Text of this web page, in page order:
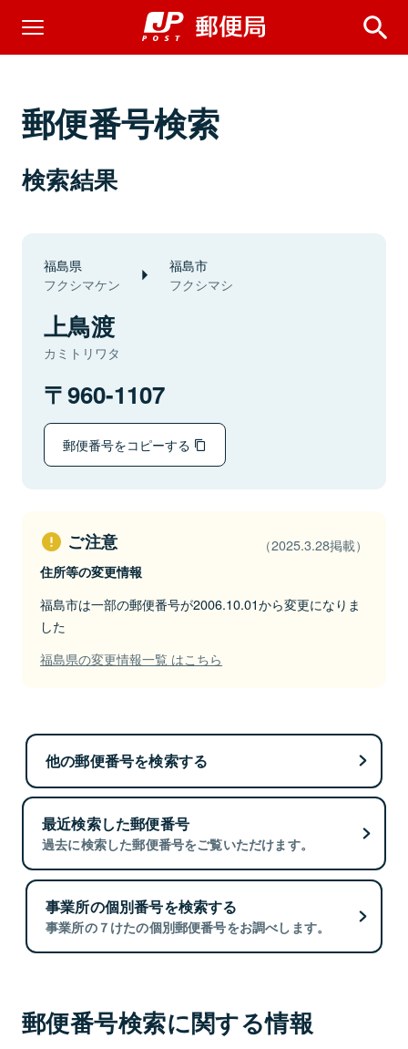
郵便番号検索
検索結果
福島県
フクシマケン
福島市
フクシマシ
上鳥渡
カミトリワタ
960-1107
郵便番号をコピーする
ご注意 （2025.3.28掲載）
住所等の変更情報
福島市は一部の郵便番号が2006.10.01から変更になりま
した
福島県の変更情報一覧 はこちら
他の郵便番号を検索する
最近検索した郵便番号
過去に検索した郵便番号をご覧いただけます。
事業所の個別番号を検索する
事業所の７けたの個別郵便番号をお調べします。
郵便番号検索に関する情報